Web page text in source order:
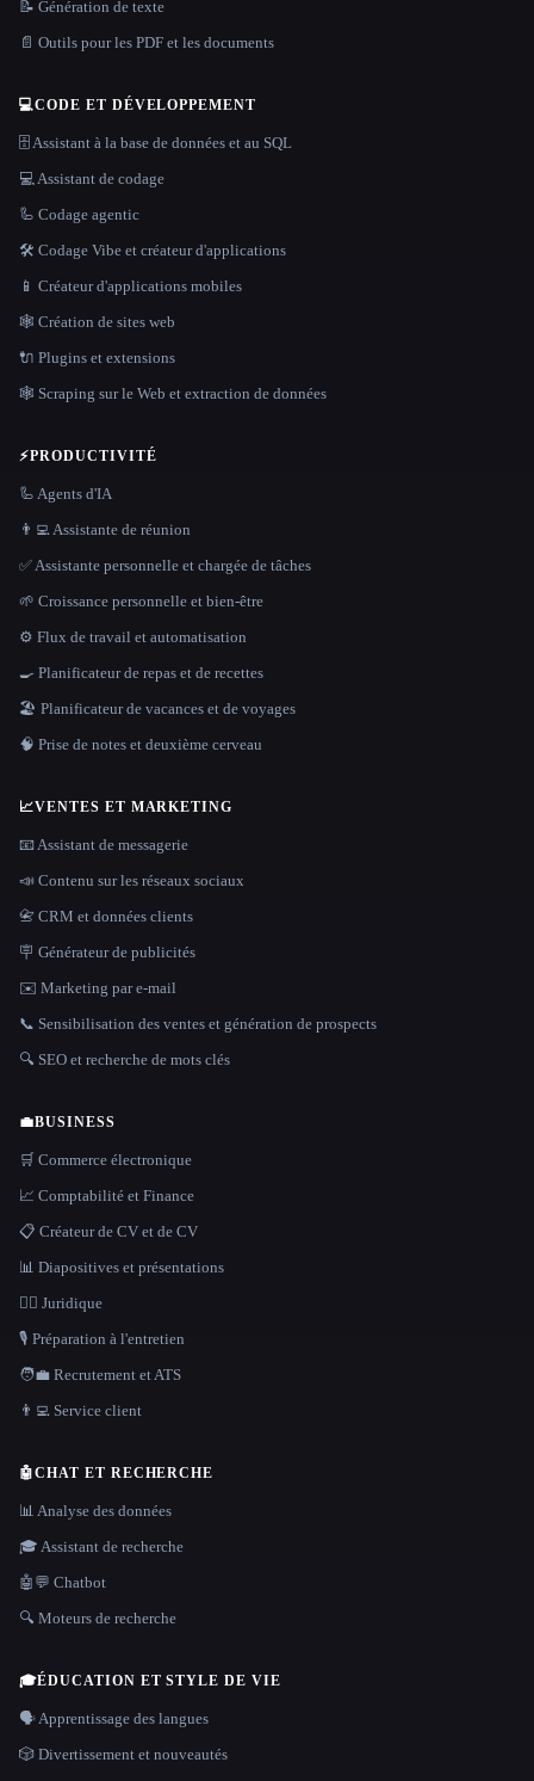
📝 Génération de texte
📄 Outils pour les PDF et les documents
💻CODE ET DÉVELOPPEMENT
🗄️ Assistant à la base de données et au SQL
💻 Assistant de codage
🦾 Codage agentic
🛠️ Codage Vibe et créateur d'applications
📱 Créateur d'applications mobiles
🕸 Création de sites web
🔌 Plugins et extensions
🕸️ Scraping sur le Web et extraction de données
⚡PRODUCTIVITÉ
🦾 Agents d'IA
👨‍💻 Assistante de réunion
✅ Assistante personnelle et chargée de tâches
🌱 Croissance personnelle et bien-être
⚙️ Flux de travail et automatisation
🍳 Planificateur de repas et de recettes
🏖 Planificateur de vacances et de voyages
🧠 Prise de notes et deuxième cerveau
📈VENTES ET MARKETING
📧 Assistant de messagerie
📣 Contenu sur les réseaux sociaux
📇 CRM et données clients
🪧 Générateur de publicités
✉️ Marketing par e-mail
📞 Sensibilisation des ventes et génération de prospects
🔍 SEO et recherche de mots clés
💼BUSINESS
🛒 Commerce électronique
📈 Comptabilité et Finance
📋 Créateur de CV et de CV
📊 Diapositives et présentations
👩‍⚖️ Juridique
🎙️ Préparation à l'entretien
🧑‍💼 Recrutement et ATS
👨‍💻 Service client
🤖CHAT ET RECHERCHE
📊 Analyse des données
🎓 Assistant de recherche
🤖💬 Chatbot
🔍 Moteurs de recherche
🎓ÉDUCATION ET STYLE DE VIE
🗣️ Apprentissage des langues
🎲 Divertissement et nouveautés